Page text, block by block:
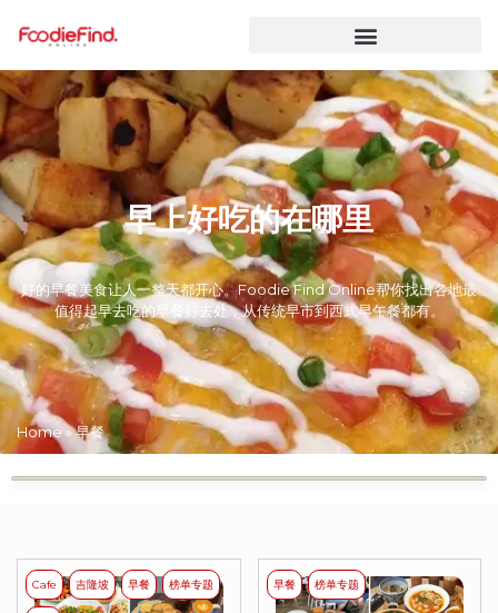
早上好吃的在哪里
好的早餐美食让人一整天都开心。Foodie Find Online帮你找出各地最
值得起早去吃的早餐好去处，从传统早市到西式早午餐都有。
Home»早餐
Cafe 吉隆坡 早餐 榜单专题 早餐 榜单专题